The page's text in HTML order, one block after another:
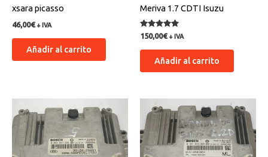
xsara picasso
46,00€ + IVA
Añadir al carrito
Meriva 1.7 CDTI Isuzu
Valorado
5.00
150,00€ + IVA
Añadir al carrito